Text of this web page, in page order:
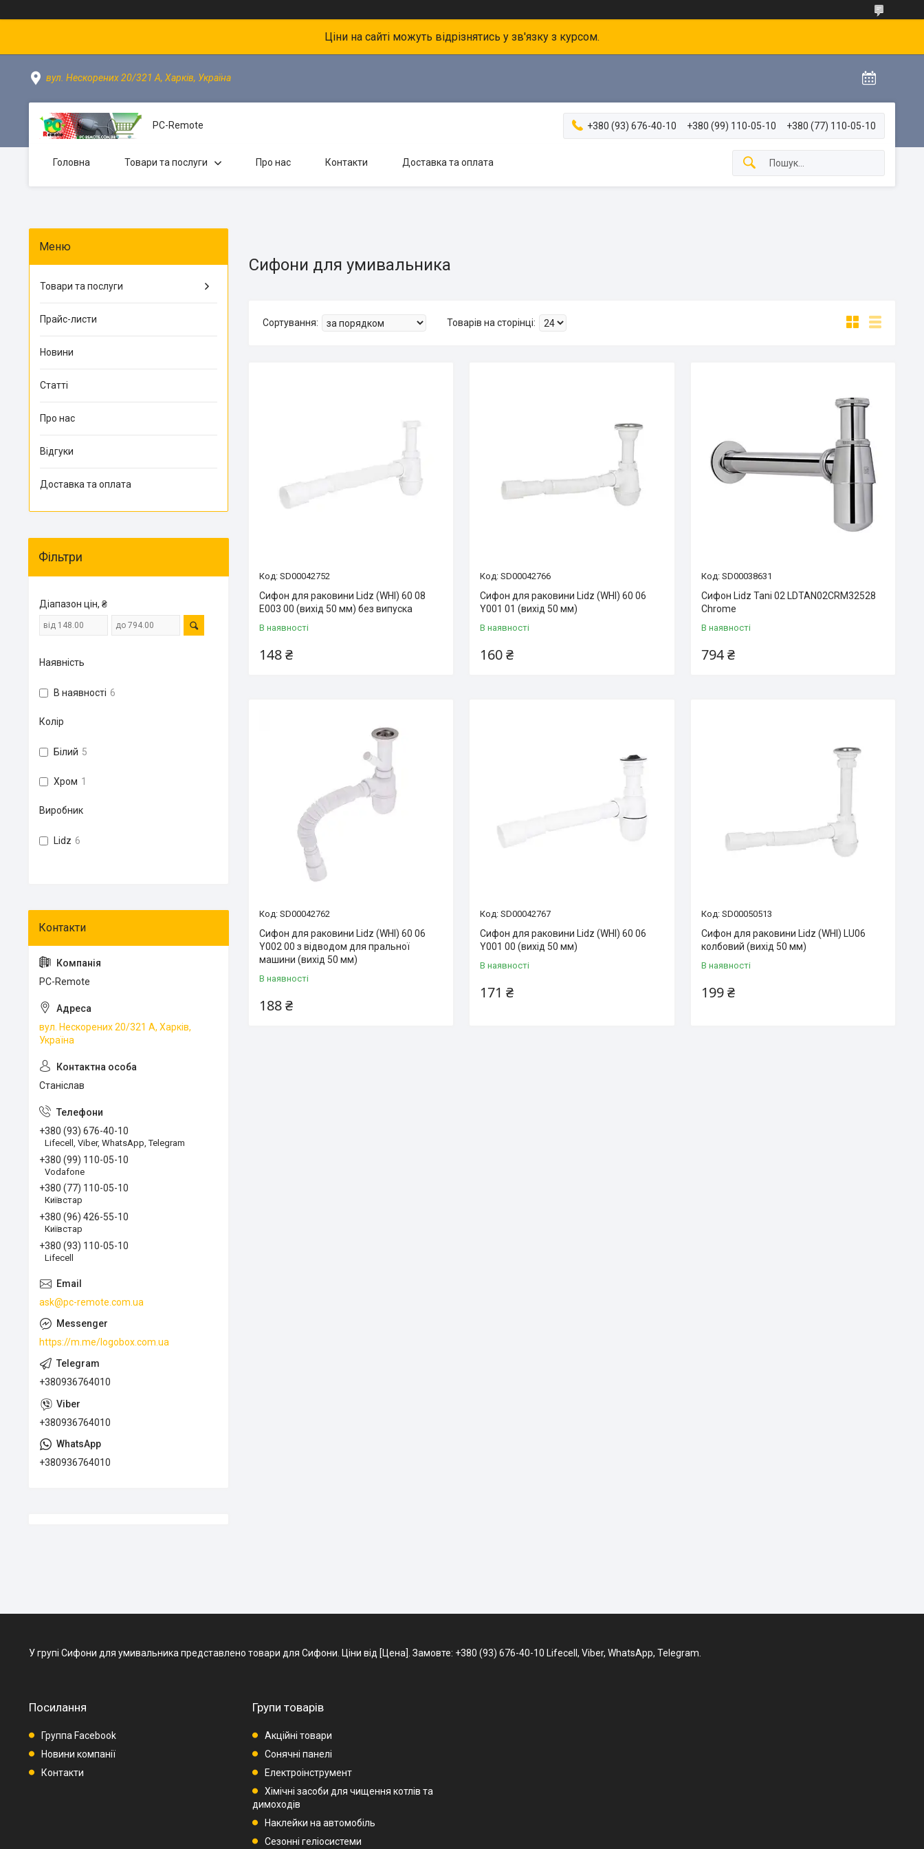
Ціни на сайті можуть відрізнятись у зв'язку з курсом.
вул. Нескорених 20/321 А, Харків, Україна
PC-Remote +380 (93) 676-40-10 +380 (99) 110-05-10 +380 (77) 110-05-10
Головна Товари та послуги Про нас Контакти Доставка та оплата
Сифони для умивальника
SD00042752
Сифон для раковини Lidz (WHI) 60 08
E003 00 (вихід 50 мм) без випуска
В наявності
148 ₴
SD00042766
Сифон для раковини Lidz (WHI) 60 06
Y001 01 (вихід 50 мм)
В наявності
160 ₴
SD00038631
Сифон Lidz Tani 02 LDTAN02CRM32528
Chrome
В наявності
794 ₴
SD00042762
Сифон для раковини Lidz (WHI) 60 06
Y002 00 з відводом для пральної
машини (вихід 50 мм)
В наявності
188 ₴
SD00042767
Сифон для раковини Lidz (WHI) 60 06
Y001 00 (вихід 50 мм)
В наявності
171 ₴
SD00050513
Сифон для раковини Lidz (WHI) LU06
колбовий (вихід 50 мм)
В наявності
199 ₴
Товари та послуги
Прайс-листи
Новини
Статті
Про нас
Відгуки
Доставка та оплата
Фільтри
Діапазон цін, ₴
Наявність
В наявності 6
Колір
Білий 5
Хром 1
Виробник
Lidz 6
PC-Remote
вул. Нескорених 20/321 А, Харків,
Україна
Станіслав
+380 (93) 676-40-10
Lifecell, Viber, WhatsApp, Telegram
+380 (99) 110-05-10
Vodafone
+380 (77) 110-05-10
Київстар
+380 (96) 426-55-10
Київстар
+380 (93) 110-05-10
Lifecell
ask@pc-remote.com.ua
https://m.me/logobox.com.ua
+380936764010
+380936764010
+380936764010
У групі Сифони для умивальника представлено товари для Сифони. Ціни від [Цена]. Замовте: +380 (93) 676-40-10 Lifecell, Viber, WhatsApp, Telegram.
Посилання
Группа Facebook
Новини компанії
Контакти
Групи товарів
Акційні товари
Сонячні панелі
Електроінструмент
Хімічні засоби для чищення котлів та
димоходів
Наклейки на автомобіль
Сезонні геліосистеми